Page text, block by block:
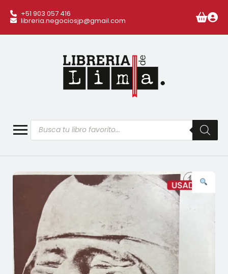
+51 903 057 416
libreria.negociosjp@gmail.com
Búsqueda
de
productos